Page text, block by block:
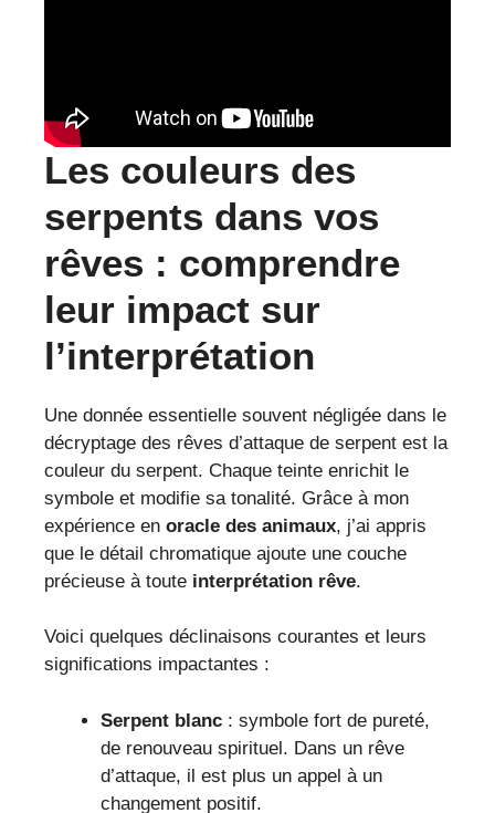
Les couleurs des
serpents dans vos
rêves : comprendre
leur impact sur
l’interprétation
Une donnée essentielle souvent négligée dans le
décryptage des rêves d’attaque de serpent est la
couleur du serpent. Chaque teinte enrichit le
symbole et modifie sa tonalité. Grâce à mon
expérience en oracle des animaux, j’ai appris
que le détail chromatique ajoute une couche
précieuse à toute interprétation rêve.
Voici quelques déclinaisons courantes et leurs
significations impactantes :
Serpent blanc : symbole fort de pureté,
de renouveau spirituel. Dans un rêve
d’attaque, il est plus un appel à un
changement positif.